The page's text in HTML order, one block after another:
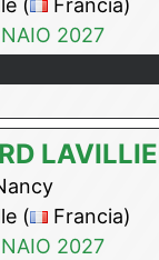
(
Francia)
2027
(
Francia)
2027